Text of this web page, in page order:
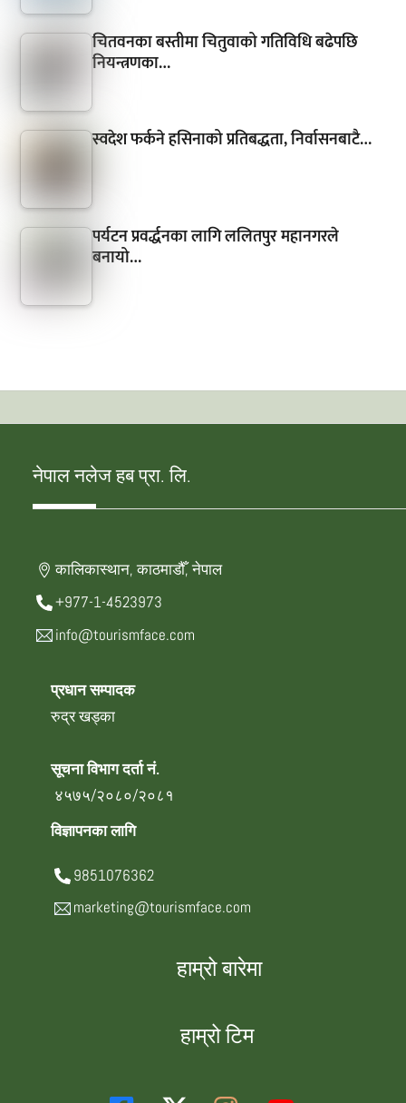
चितवनका बस्तीमा चितुवाको गतिविधि बढेपछि
नियन्त्रणका…
स्वदेश फर्कने हसिनाको प्रतिबद्धता, निर्वासनबाटै…
पर्यटन प्रवर्द्धनका लागि ललितपुर महानगरले
बनायो…
नेपाल नलेज हब प्रा. लि.
कालिकास्थान, काठमाडौँ, नेपाल
+977-1-4523973
info@tourismface.com
प्रधान सम्पादक
रुद्र खड्का
सूचना विभाग दर्ता नं.
४५७५/२०८०/२०८१
विज्ञापनका लागि
9851076362
marketing@tourismface.com
हाम्रो बारेमा
हाम्रो टिम